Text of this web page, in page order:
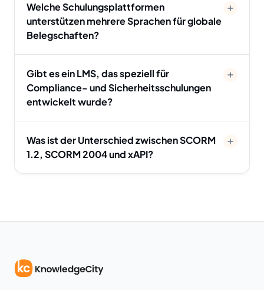
Welche Schulungsplattformen
unterstützen mehrere Sprachen für globale
Belegschaften?
Gibt es ein LMS, das speziell für
Compliance- und Sicherheitsschulungen
entwickelt wurde?
Was ist der Unterschied zwischen SCORM
1.2, SCORM 2004 und xAPI?